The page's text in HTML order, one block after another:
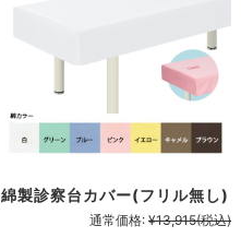
綿製診察台カバー(フリル無し)
通常価格: ¥13,915(税込)